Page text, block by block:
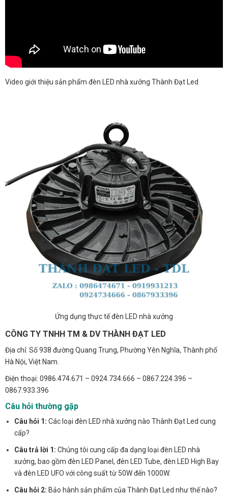
Video giới thiệu sản phẩm đèn LED nhà xưởng Thành Đạt Led
Ứng dụng thực tế đèn LED nhà xưởng
CÔNG TY TNHH TM & DV THÀNH ĐẠT LED
Địa chỉ: Số 938 đường Quang Trung, Phường Yên Nghĩa, Thành phố
Hà Nội, Việt Nam.
Điện thoại: 0986.474.671 – 0924.734.666 – 0867.224.396 –
0867.933.396
Câu hỏi thường gặp
Câu hỏi 1: Các loại đèn LED nhà xưởng nào Thành Đạt Led cung
cấp?
Câu trả lời 1: Chúng tôi cung cấp đa dạng loại đèn LED nhà
xưởng, bao gồm đèn LED Panel, đèn LED Tube, đèn LED High Bay
và đèn LED UFO với công suất từ 50W đến 1000W.
Câu hỏi 2: Bảo hành sản phẩm của Thành Đạt Led như thế nào?